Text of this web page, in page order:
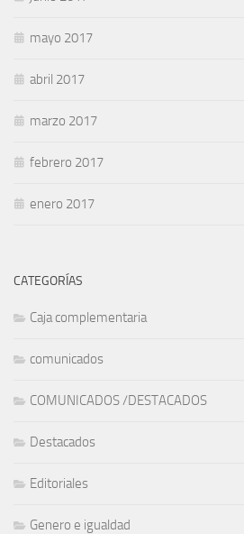
mayo 2017
abril 2017
marzo 2017
febrero 2017
enero 2017
CATEGORÍAS
Caja complementaria
comunicados
COMUNICADOS /DESTACADOS
Destacados
Editoriales
Genero e igualdad